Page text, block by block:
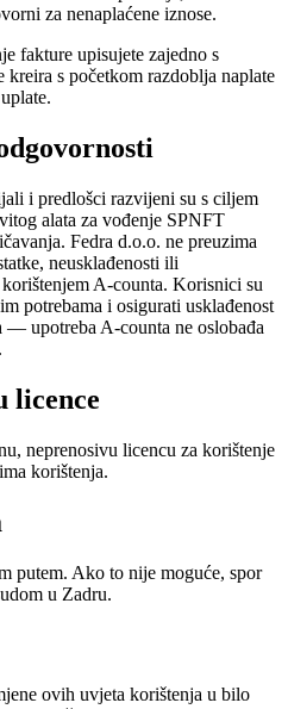
za nenaplaćene iznose.
fakture upisujete zajedno s
kreira s početkom razdoblja naplate
i predlošci razvijeni su s ciljem
alata za vođenje SPNFT
Fedra d.o.o. ne preuzima
neusklađenosti ili
A-counta. Korisnici su
potrebama i osigurati usklađenost
— upotreba A-counta ne oslobađa
licence
neprenosivu licencu za korištenje
korištenja.
putem. Ako to nije moguće, spor
u Zadru.
ovih uvjeta korištenja u bilo